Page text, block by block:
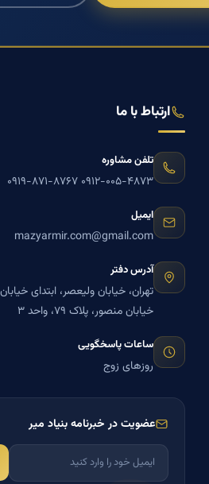
ارتباط با ما
تلفن مشاوره
۰۹۱۲-۰۰۵-۴۸۷۳ ۰۹۱۹-۸۷۱-۸۷۶۷
ایمیل
mazyarmir.com@gmail.com
آدرس دفتر
تهران، خیابان ولیعصر، ابتدای
خیابان منصور، پلاک ۷۹، واحد ۳
ساعات پاسخگویی
روزهای زوج
عضویت در خبرنامه بنیاد میر